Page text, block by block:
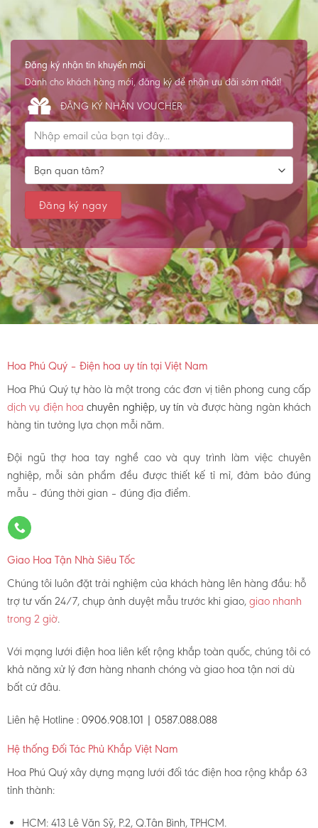
Đăng ký nhận tin khuyến mãi
Dành cho khách hàng mới, đăng ký để nhận ưu đãi sớm nhất!
ĐĂNG KÝ NHẬN VOUCHER
Hoa Phú Quý – Điện hoa uy tín tại Việt Nam
Hoa Phú Quý tự hào là một trong các đơn vị tiên phong cung cấp
dịch vụ điện hoachuyên nghiệp, uy tín và được hàng ngàn khách
hàng tin tưởng lựa chọn mỗi năm.
Đội ngũ thợ hoa tay nghề cao và quy trình làm việc chuyên
nghiệp, mỗi sản phẩm đều được thiết kế tỉ mỉ, đảm bảo đúng
mẫu – đúng thời gian – đúng địa điểm.
Giao Hoa Tận Nhà Siêu Tốc
Chúng tôi luôn đặt trải nghiệm của khách hàng lên hàng đầu: hỗ
trợ tư vấn 24/7, chụp ảnh duyệt mẫu trước khi giao,giao nhanh
trong 2 giờ.
Với mạng lưới điện hoa liên kết rộng khắp toàn quốc, chúng tôi có
khả năng xử lý đơn hàng nhanh chóng và giao hoa tận nơi dù
bất cứ đâu.
Liên hệ Hotline : 0906.908.101 | 0587.088.088
Hệ thống Đối Tác Phủ Khắp Việt Nam
Hoa Phú Quý xây dựng mạng lưới đối tác điện hoa rộng khắp 63
tỉnh thành:
HCM: 413 Lê Văn Sỹ, P.2, Q.Tân Bình, TPHCM.